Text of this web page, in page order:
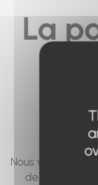
La
Nous vous
de page, ou à